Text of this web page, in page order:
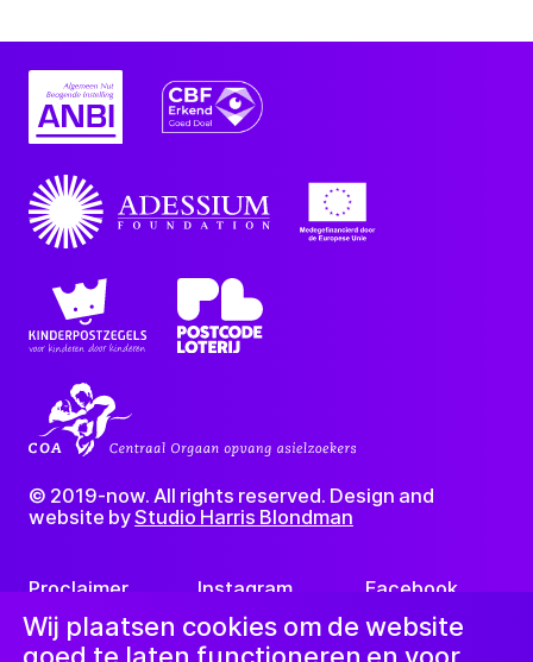
Wij plaatsen cookies om de website
Proclaimer Instagram
Facebook
LinkedIn
Nieuwsbrief
© 2019-now. All rights reserved. Design and
website byStudio Harris Blondman